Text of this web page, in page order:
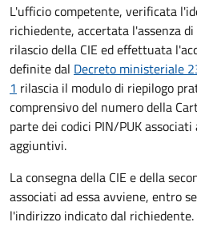
L'ufficio competente, verificata
richiedente, accertata l'assenza
rilascio della CIE ed effettuata
definite dal Decreto ministeriale
1 rilascia il modulo di riepilogo
comprensivo del numero della
parte dei codici PIN/PUK
aggiuntivi.
La consegna della CIE e della
associati ad essa avviene, entro
l'indirizzo indicato dal richiedente.